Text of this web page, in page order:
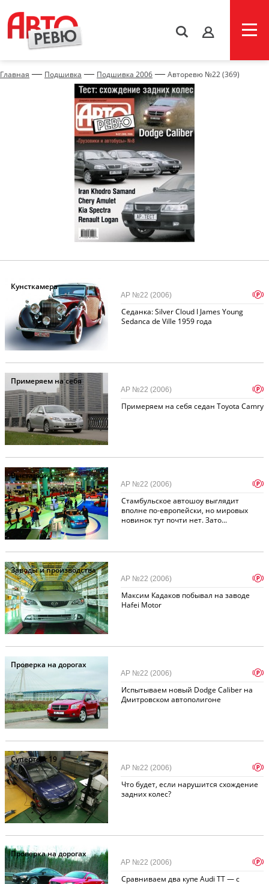
s
Главная — Подшивка — Подшивка 2006 — Авторевю №22 (369)
Кунсткамера
Седанка: Silver Cloud I James Young
Sedanca de Ville 1959 года
АР №22 (2006) p
Примеряем на себя
Примеряем на себя седан Toyota Camry
АР №22 (2006) p
Выставки
Стамбульское автошоу выглядит
вполне по-европейски, но мировых
новинок тут почти нет. Зато...
АР №22 (2006) p
Заводы и производства
Максим Кадаков побывал на заводе
Hafei Motor
АР №22 (2006) p
Проверка на дорогах
Испытываем новый Dodge Caliber на
Дмитровском автополигоне
АР №22 (2006) p
Супертест19
Что будет, если нарушится схождение
задних колес?
АР №22 (2006) p
Проверка на дорогах
Сравниваем два купе Audi TT — с
АР №22 (2006) p